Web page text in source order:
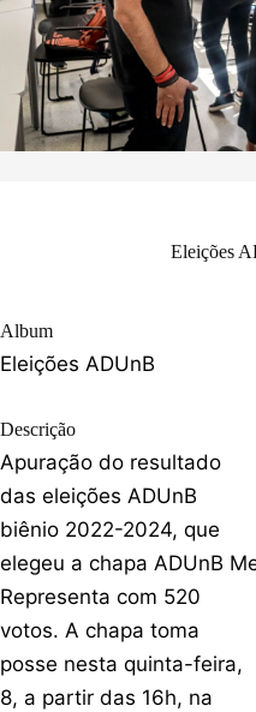
Eleições
Album
Eleições ADUnB
Descrição
Apuração do resultado
das eleições ADUnB
biênio 2022-2024, que
elegeu a chapa ADUnB
Representa com 520
votos. A chapa toma
posse nesta quinta-feira,
8, a partir das 16h, na